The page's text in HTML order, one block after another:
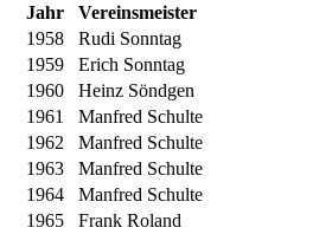
Jahr
Vereinsmeister
1958
Rudi Sonntag
1959
Erich Sonntag
1960
Heinz Söndgen
1961
Manfred Schulte
1962
Manfred Schulte
1963
Manfred Schulte
1964
Manfred Schulte
1965
Frank Roland